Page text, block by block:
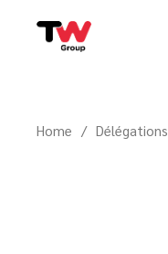
Home Délégations